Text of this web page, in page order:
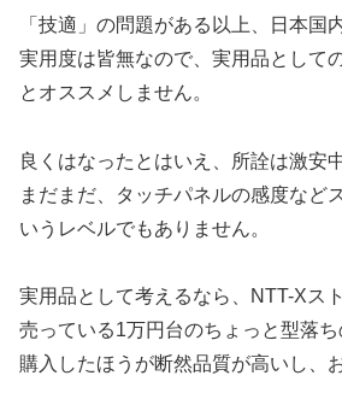
「技適」の問題がある以上、日本国
実用度は皆無なので、実用品として
とオススメしません。
良くはなったとはいえ、所詮は激安
まだまだ、タッチパネルの感度など
いうレベルでもありません。
実用品として考えるなら、NTT-Xス
売っている1万円台のちょっと型落
購入したほうが断然品質が高いし、